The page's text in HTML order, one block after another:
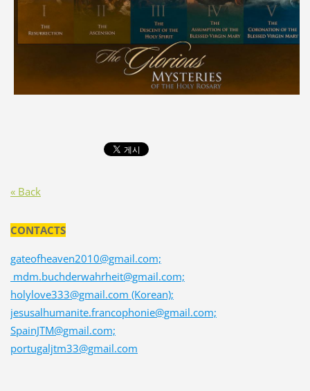
« Back
CONTACTS
gateofheaven2010@gmail.com;
mdm.buchderwahrheit@gmail.com;
holylove333@gmail.com (Korean);
jesusalhumanite.francophonie@gmail.com;
SpainJTM@gmail.com;
portugaljtm33@gmail.com